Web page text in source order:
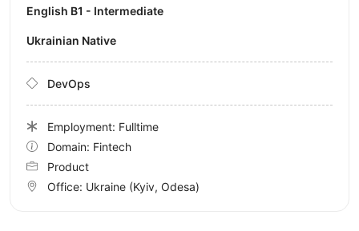
English B1 - Intermediate
Ukrainian Native
DevOps
Employment: Fulltime
Domain: Fintech
Product
Office: Ukraine (Kyiv, Odesa)